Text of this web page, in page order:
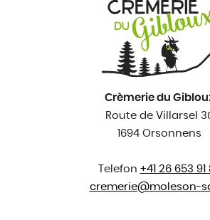
Crèmerie du
Route de Villarsel
1694 Orsonnens
Telefon +41 26 653 91
cremerie@moleson-